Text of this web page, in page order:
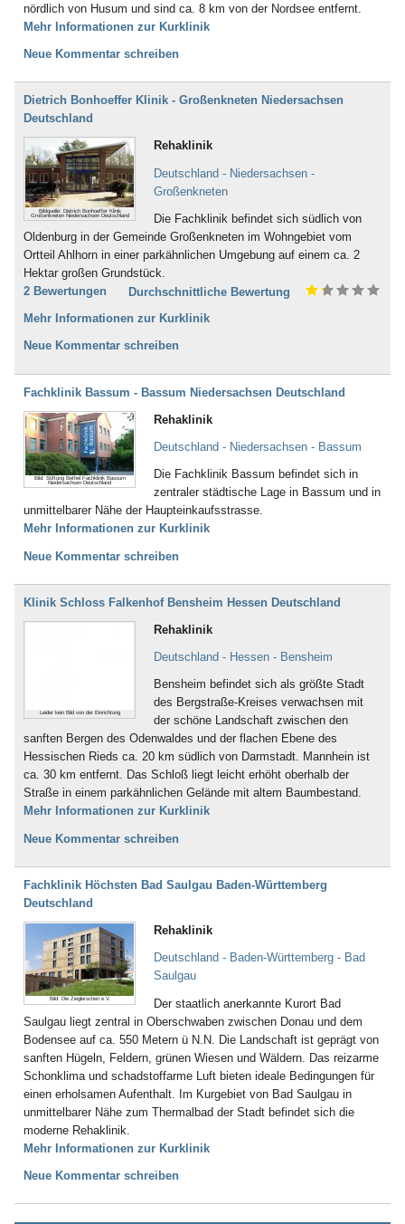
nördlich von Husum und sind ca. 8 km von der Nordsee entfernt.
Mehr Informationen zur Kurklinik
Neue Kommentar schreiben
Dietrich Bonhoeffer Klinik - Großenkneten Niedersachsen
Deutschland
Bildquelle: Dietrich Bonhoeffer Klinik
Großenkneten Niedersachsen Deutschland
Rehaklinik
Deutschland - Niedersachsen -
Großenkneten
Die Fachklinik befindet sich südlich von
Oldenburg in der Gemeinde Großenkneten im Wohngebiet vom
Ortteil Ahlhorn in einer parkähnlichen Umgebung auf einem ca. 2
Hektar großen Grundstück.
2 Bewertungen
Durchschnittliche Bewertung
Mehr Informationen zur Kurklinik
Neue Kommentar schreiben
Fachklinik Bassum - Bassum Niedersachsen Deutschland
Bild: Stiftung Bethel Fachklinik Bassum
Niedersachsen Deutschland
Rehaklinik
Deutschland - Niedersachsen - Bassum
Die Fachklinik Bassum befindet sich in
zentraler städtische Lage in Bassum und in
unmittelbarer Nähe der Haupteinkaufsstrasse.
Mehr Informationen zur Kurklinik
Neue Kommentar schreiben
Klinik Schloss Falkenhof Bensheim Hessen Deutschland
Leider kein Bild von der Einrichtung
Rehaklinik
Deutschland - Hessen - Bensheim
Bensheim befindet sich als größte Stadt
des Bergstraße-Kreises verwachsen mit
der schöne Landschaft zwischen den
sanften Bergen des Odenwaldes und der flachen Ebene des
Hessischen Rieds ca. 20 km südlich von Darmstadt. Mannhein ist
ca. 30 km entfernt. Das Schloß liegt leicht erhöht oberhalb der
Straße in einem parkähnlichen Gelände mit altem Baumbestand.
Mehr Informationen zur Kurklinik
Neue Kommentar schreiben
Fachklinik Höchsten Bad Saulgau Baden-Württemberg
Deutschland
Bild: Die Zieglerschen e.V.
Rehaklinik
Deutschland - Baden-Württemberg - Bad
Saulgau
Der staatlich anerkannte Kurort Bad
Saulgau liegt zentral in Oberschwaben zwischen Donau und dem
Bodensee auf ca. 550 Metern ü N.N. Die Landschaft ist geprägt von
sanften Hügeln, Feldern, grünen Wiesen und Wäldern. Das reizarme
Schonklima und schadstoffarme Luft bieten ideale Bedingungen für
einen erholsamen Aufenthalt. Im Kurgebiet von Bad Saulgau in
unmittelbarer Nähe zum Thermalbad der Stadt befindet sich die
moderne Rehaklinik.
Mehr Informationen zur Kurklinik
Neue Kommentar schreiben